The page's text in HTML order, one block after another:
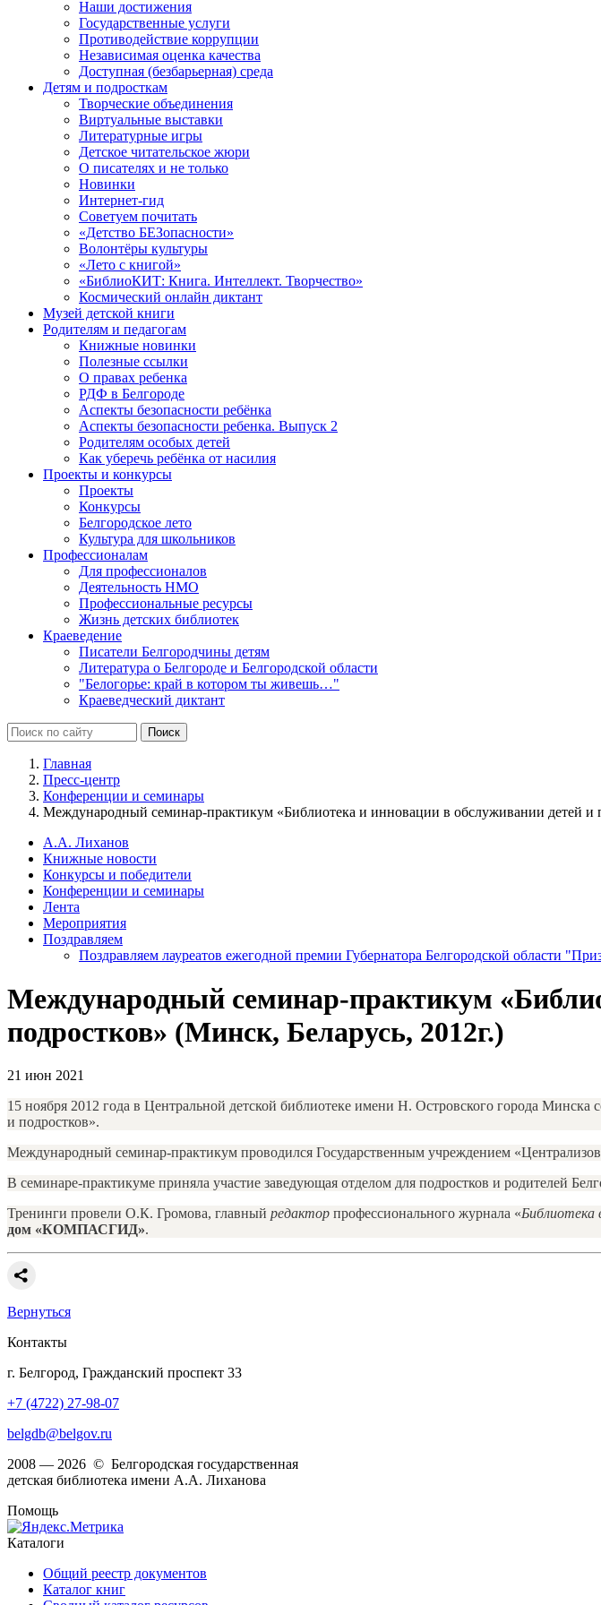
Наши достижения
Государственные услуги
Противодействие коррупции
Независимая оценка качества
Доступная (безбарьерная) среда
Детям и подросткам
Творческие объединения
Виртуальные выставки
Литературные игры
Детское читательское жюри
О писателях и не только
Новинки
Интернет-гид
Советуем почитать
«Детство БЕЗопасности»
Волонтёры культуры
«Лето с книгой»
«БиблиоКИТ: Книга. Интеллект. Творчество»
Космический онлайн диктант
Музей детской книги
Родителям и педагогам
Книжные новинки
Полезные ссылки
О правах ребенка
РДФ в Белгороде
Аспекты безопасности ребёнка
Аспекты безопасности ребенка. Выпуск 2
Родителям особых детей
Как уберечь ребёнка от насилия
Проекты и конкурсы
Проекты
Конкурсы
Белгородское лето
Культура для школьников
Профессионалам
Для профессионалов
Деятельность НМО
Профессиональные ресурсы
Жизнь детских библиотек
Краеведение
Писатели Белгородчины детям
Литература о Белгороде и Белгородской области
"Белогорье: край в котором ты живешь…"
Краеведческий диктант
Главная
Пресс-центр
Конференции и семинары
Международный семинар-практикум «Библиотека и инновации в обслуживании детей и
А.А. Лиханов
Книжные новости
Конкурсы и победители
Конференции и семинары
Лента
Мероприятия
Поздравляем
Поздравляем лауреатов ежегодной премии Губернатора Белгородской области
Международный семинар-практикум
подростков» (Минск, Беларусь, 2012г.)
21 июн 2021
15 ноября 2012 года в Центральной детской библиотеке имени Н. Островского города
и подростков».
Международный семинар-практикум проводился Государственным учреждением
В семинаре-практикуме приняла участие заведующая отделом для подростков и родителей
Тренинги провели О.К. Громова, главный редактор профессионального журнала «Библиотека
дом «КОМПАСГИД».
Вернуться
Контакты
г. Белгород, Гражданский проспект 33
+7 (4722) 27-98-07
belgdb@belgov.ru
2008 — 2026 © Белгородская государственная
детская библиотека имени А.А. Лиханова
Помощь
Каталоги
Общий реестр документов
Каталог книг